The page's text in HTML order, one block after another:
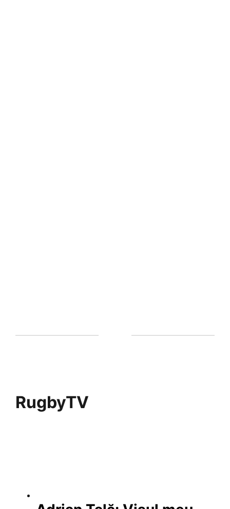
RugbyTV